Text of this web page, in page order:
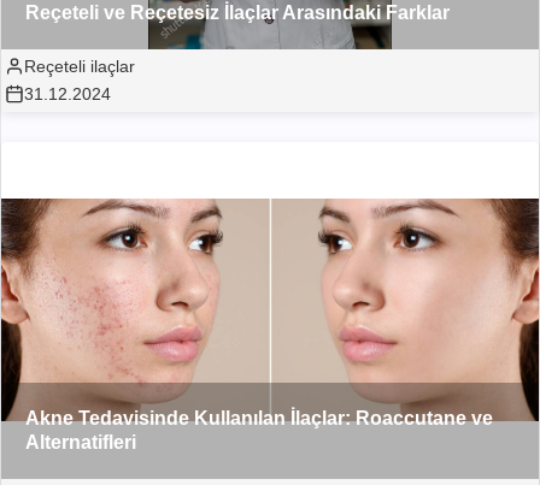
Reçeteli ve Reçetesiz İlaçlar Arasındaki Farklar
Reçeteli ilaçlar
31.12.2024
Akne Tedavisinde Kullanılan İlaçlar: Roaccutane ve
Alternatifleri